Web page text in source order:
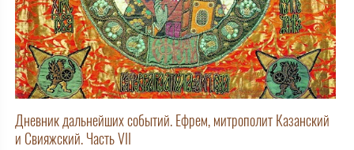
Дневник дальнейших событий. Ефрем, митрополит Казанский
и Свияжский. Часть VII